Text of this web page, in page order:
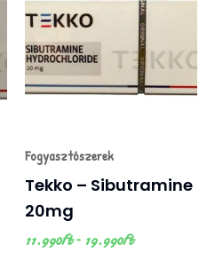
Fogyasztószerek
Tekko – Sibutramine
20mg
11.990Ft – 19.990Ft
-
19.990Ft
terméknek
több
variációja
van.
a
választhatók